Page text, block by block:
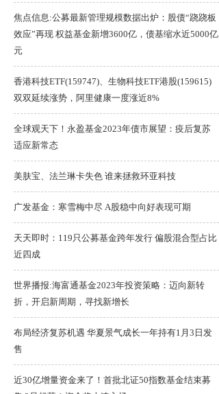
焦点信息:公募最新管理规模数据出炉：股债“跷跷板
效应”再现 权益基金新增3600亿，债基缩水近5000亿
元
香港科技ETF(159747)、生物科技ETF港股(159615)
双双延续涨势，阿里健康一度涨近8%
全球观天下！永盈基金2023年债市展望：疫后复苏
适应新常态
美肤宝、法兰琳卡失色 谁来拯救环亚科技
广发基金：寒雪梅中尽 A股稳中向好表现可期
天天即时：119只公募基金跨年发行 偏股混合型占比
近四成
世界播报:海富通基金2023年投资策略：迈向新转
折，开启新周期，寻找新增长
布局经济复苏机遇 华夏景气成长一年持有1月3日发
售
近30亿增量资金来了！首批北证50指数基金结束募